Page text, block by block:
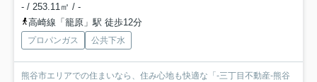
- / 253.11㎡ / -
高崎線「籠原」駅 徒歩12分
プロパンガス 公共下水
熊谷市エリアでの住まいなら、住み心地も快適な「-三丁目不動産-熊谷